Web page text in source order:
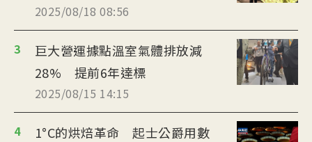
2025/08/18 08:56
3
巨大營運據點溫室氣體排放減
28% 提前6年達標
2025/08/15 14:15
4
1°C的烘焙革命 起士公爵用數